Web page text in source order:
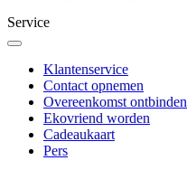
Service
Klantenservice
Contact opnemen
Overeenkomst ontbinden
Ekovriend worden
Cadeaukaart
Pers